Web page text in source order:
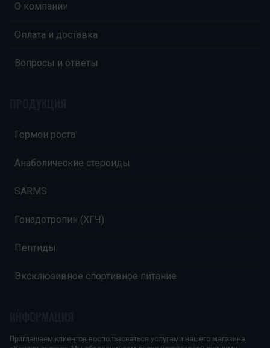
О компании
Оплата и доставка
Вопросы и ответы
Гормон роста
Анаболические стероиды
SARMS
Гонадотропин (ХГЧ)
Пептиды
Эксклюзивное спортивное питание
Приглашаем клиентов воспользоваться услугами нашего магазина